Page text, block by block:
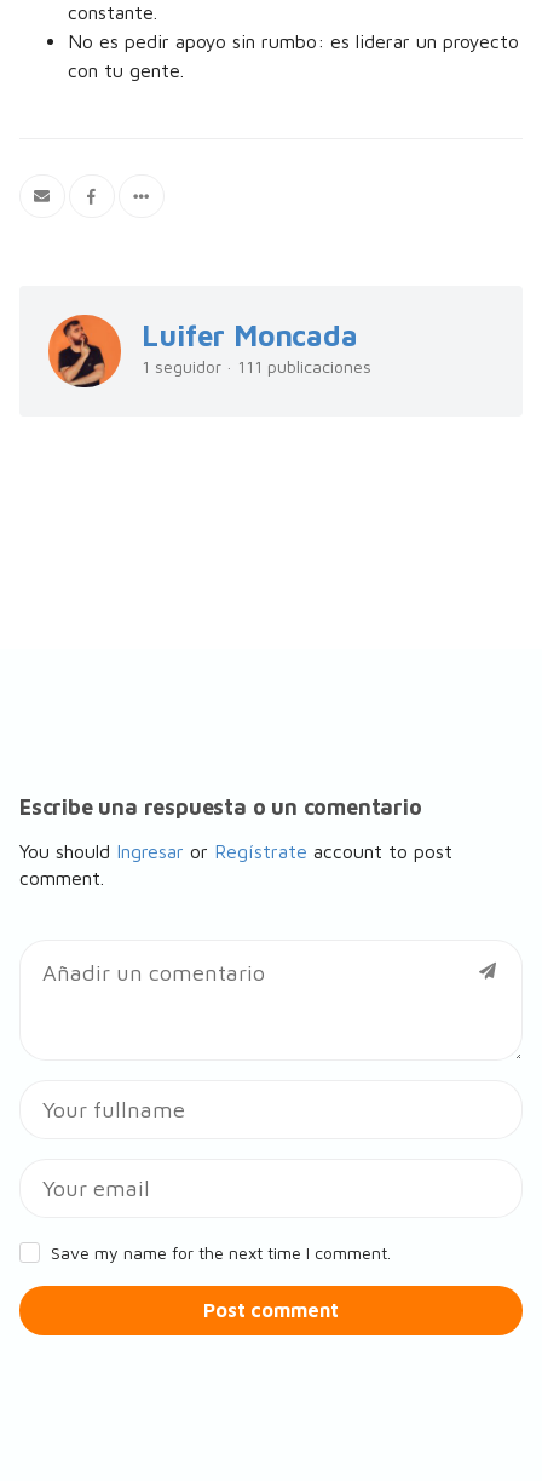
constante.
No es pedir apoyo sin rumbo: es liderar un proyecto
con tu gente.
Luifer Moncada
1 seguidor · 111 publicaciones
Escribe una respuesta o un comentario
You should Ingresar or Regístrate account to post
comment.
Save my name for the next time I comment.
Post comment